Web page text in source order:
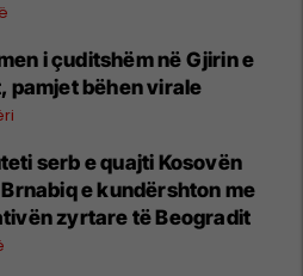
i çuditshëm në Gjirin e
pamjet bëhen virale
serb e quajti Kosovën
e kundërshton me
zyrtare të Beogradit